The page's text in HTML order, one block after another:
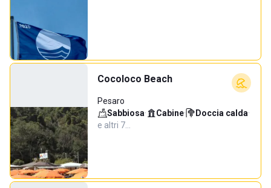
Cocoloco Beach
Pesaro
Sabbiosa· Cabine· Doccia calda·
e altri 7…